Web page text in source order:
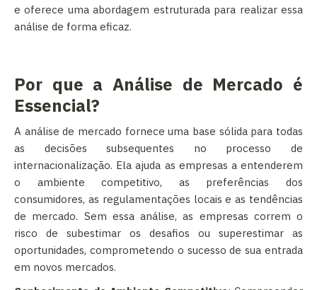
e oferece uma abordagem estruturada para realizar essa
análise de forma eficaz.
Por que a Análise de Mercado é
Essencial?
A análise de mercado fornece uma base sólida para todas
as decisões subsequentes no processo de
internacionalização. Ela ajuda as empresas a entenderem
o ambiente competitivo, as preferências dos
consumidores, as regulamentações locais e as tendências
de mercado. Sem essa análise, as empresas correm o
risco de subestimar os desafios ou superestimar as
oportunidades, comprometendo o sucesso de sua entrada
em novos mercados.